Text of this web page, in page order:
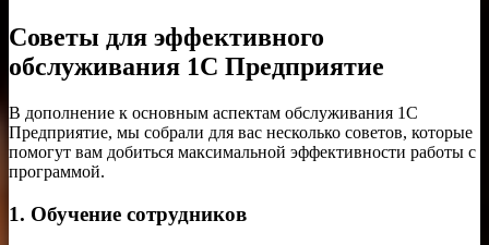
Советы для эффективного
обслуживания 1С Предприятие
В дополнение к основным аспектам обслуживания 1С
Предприятие, мы собрали для вас несколько советов, которые
помогут вам добиться максимальной эффективности работы с
программой.
1. Обучение сотрудников